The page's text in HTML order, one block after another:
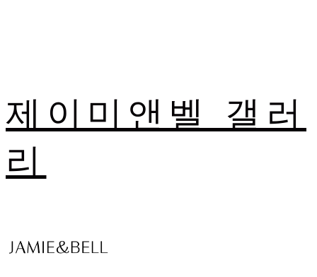
제이미앤벨 갤러
리